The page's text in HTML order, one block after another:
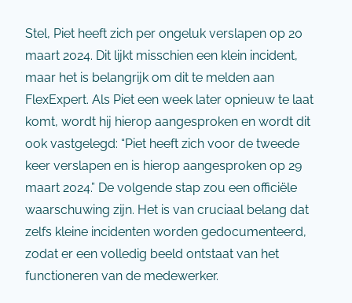
Stel, Piet heeft zich per ongeluk verslapen op 20
maart 2024. Dit lijkt misschien een klein incident,
maar het is belangrijk om dit te melden aan
FlexExpert. Als Piet een week later opnieuw te laat
komt, wordt hij hierop aangesproken en wordt dit
ook vastgelegd: “Piet heeft zich voor de tweede
keer verslapen en is hierop aangesproken op 29
maart 2024.” De volgende stap zou een officiële
waarschuwing zijn. Het is van cruciaal belang dat
zelfs kleine incidenten worden gedocumenteerd,
zodat er een volledig beeld ontstaat van het
functioneren van de medewerker.